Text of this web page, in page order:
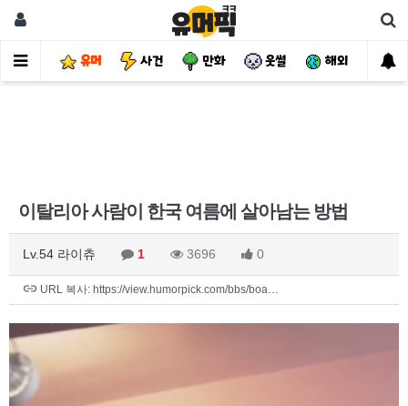
유머 사건 만화 웃썰 해외 핫
이탈리아 사람이 한국 여름에 살아남는 방법
Lv.54 라이츄 1 3696 0
URL 복사: https://view.humorpick.com/bbs/boa…